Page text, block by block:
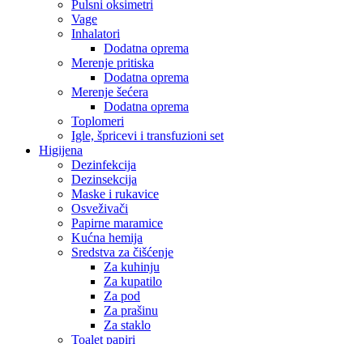
Pulsni oksimetri
Vage
Inhalatori
Dodatna oprema
Merenje pritiska
Dodatna oprema
Merenje šećera
Dodatna oprema
Toplomeri
Igle, špricevi i transfuzioni set
Higijena
Dezinfekcija
Dezinsekcija
Maske i rukavice
Osveživači
Papirne maramice
Kućna hemija
Sredstva za čišćenje
Za kuhinju
Za kupatilo
Za pod
Za prašinu
Za staklo
Toalet papiri